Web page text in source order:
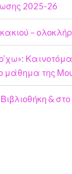
2025-26
–
της
&